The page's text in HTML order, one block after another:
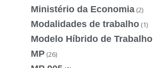
Ministério da Economia (2)
Modalidades de trabalho (1)
Modelo Híbrido de Trabalho
MP (26)